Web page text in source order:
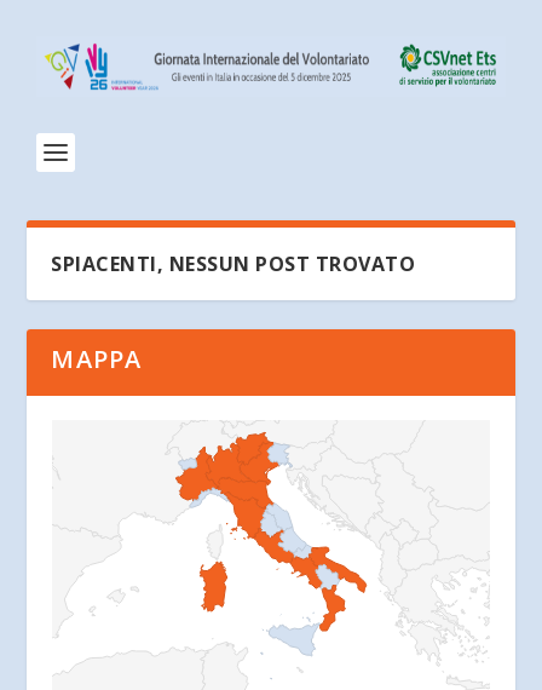
SPIACENTI, NESSUN POST TROVATO
MAPPA